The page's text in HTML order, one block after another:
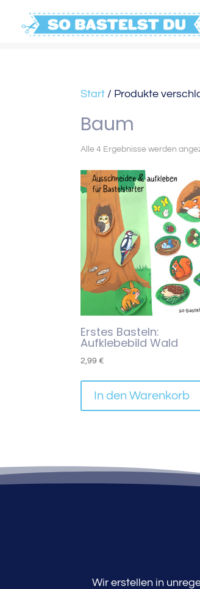
Start / Produkte
Baum
Alle 4 Ergebnisse werden
Erstes Basteln:
Aufklebebild Wald
2,99 €
In den Warenkorb
Wir erstellen in